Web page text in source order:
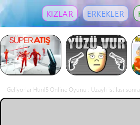
KIZLAR ERKEKLER
Geliyorlar Html5 Online Oyunu : Uzaylı istilası
Zombilerin saldırısına karşı savunmak için silah